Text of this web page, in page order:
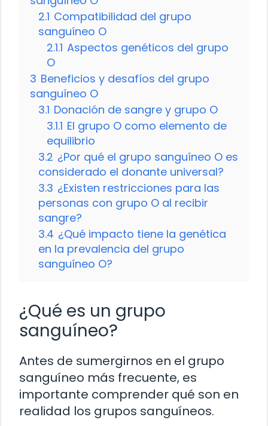
2.1 Compatibilidad del grupo
sanguíneo O
2.1.1 Aspectos genéticos del grupo
O
3 Beneficios y desafíos del grupo
sanguíneo O
3.1 Donación de sangre y grupo O
3.1.1 El grupo O como elemento de
equilibrio
3.2 ¿Por qué el grupo sanguíneo O es
considerado el donante universal?
3.3 ¿Existen restricciones para las
personas con grupo O al recibir
sangre?
3.4 ¿Qué impacto tiene la genética
en la prevalencia del grupo
sanguíneo O?
¿Qué es un grupo
sanguíneo?
Antes de sumergirnos en el grupo
sanguíneo más frecuente, es
importante comprender qué son en
realidad los grupos sanguíneos.